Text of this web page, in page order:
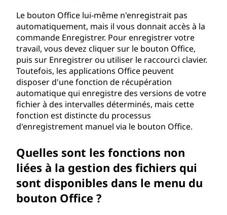
Le bouton Office lui-même n'enregistrait pas
automatiquement, mais il vous donnait accès à la
commande Enregistrer. Pour enregistrer votre
travail, vous devez cliquer sur le bouton Office,
puis sur Enregistrer ou utiliser le raccourci clavier.
Toutefois, les applications Office peuvent
disposer d'une fonction de récupération
automatique qui enregistre des versions de votre
fichier à des intervalles déterminés, mais cette
fonction est distincte du processus
d'enregistrement manuel via le bouton Office.
Quelles sont les fonctions non
liées à la gestion des fichiers qui
sont disponibles dans le menu du
bouton Office ?